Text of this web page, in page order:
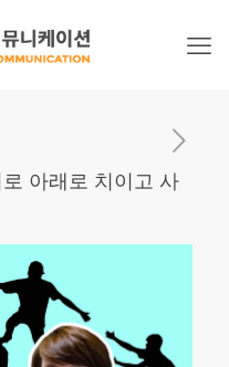
아래로 치이고 사